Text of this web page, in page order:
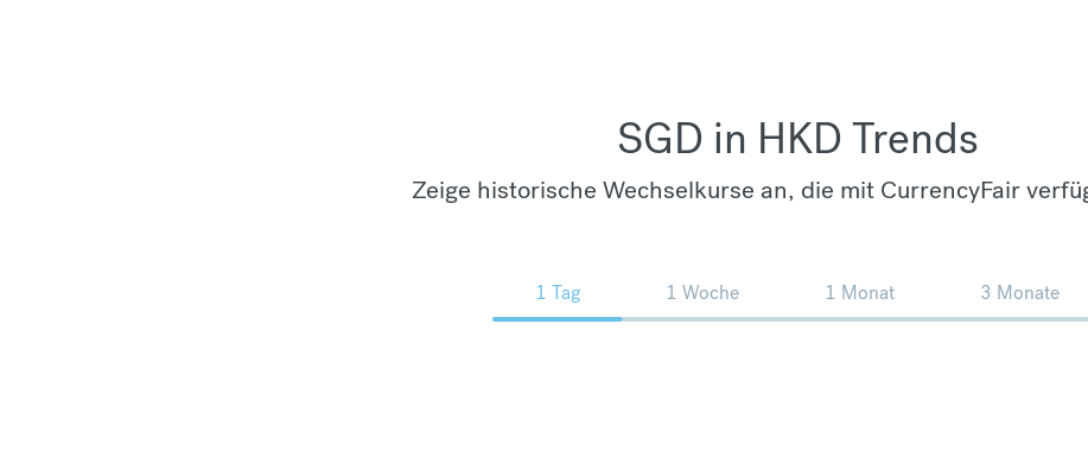
SGD in HKD Trends
Zeige historische Wechselkurse an, die mit CurrencyFair
1 Tag 1 Woche 1 Monat 3 Monate